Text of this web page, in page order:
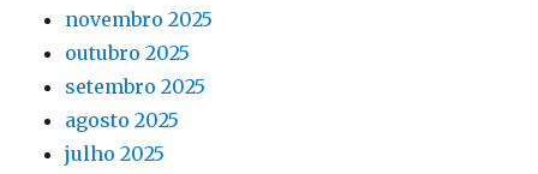
novembro 2025
outubro 2025
setembro 2025
agosto 2025
julho 2025